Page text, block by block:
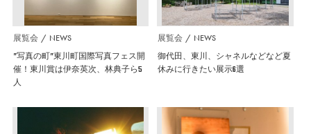
展覧会 NEWS
”写真の町”東川町国際写真フェス開
催！東川賞は伊奈英次、林典子ら5
人
展覧会 NEWS
御代田、東川、シャネルなどなど夏
休みに行きたい展示6選